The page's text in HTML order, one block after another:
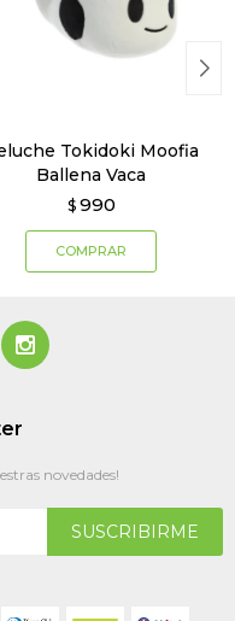
Tokidoki Moofia
Ballena Vaca
$ 990

novedades!
SUSCRIBIRME